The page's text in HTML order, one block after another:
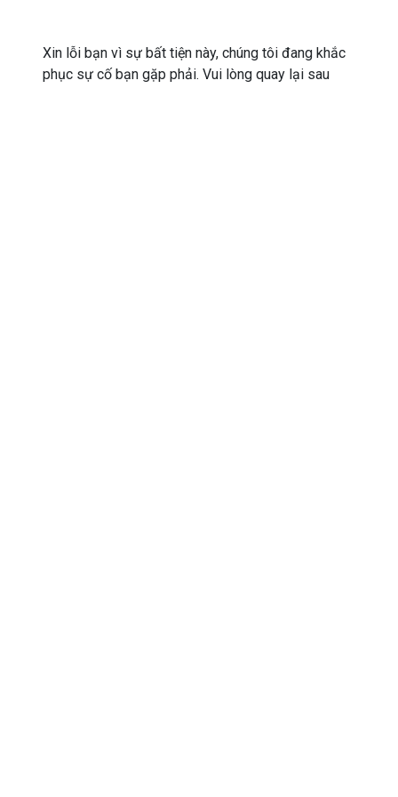
Xin lỗi bạn vì sự bất tiện này, chúng tôi đang khắc
phục sự cố bạn gặp phải. Vui lòng quay lại sau